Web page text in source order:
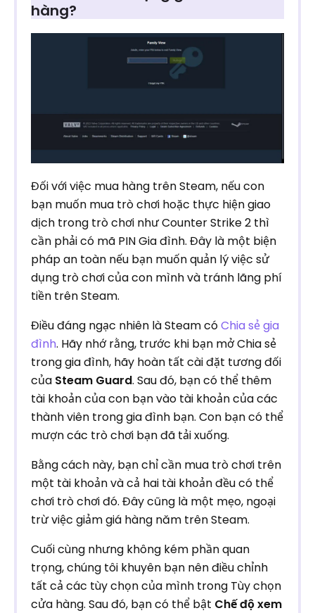
hàng?
Đối với việc mua hàng trên Steam, nếu con
bạn muốn mua trò chơi hoặc thực hiện giao
dịch trong trò chơi như Counter Strike 2 thì
cần phải có mã PIN Gia đình. Đây là một biện
pháp an toàn nếu bạn muốn quản lý việc sử
dụng trò chơi của con mình và tránh lãng phí
tiền trên Steam.
Điều đáng ngạc nhiên là Steam cóChia sẻ gia
đình. Hãy nhớ rằng, trước khi bạn mở Chia sẻ
trong gia đình, hãy hoàn tất cài đặt tương đối
của Steam Guard. Sau đó, bạn có thể thêm
tài khoản của con bạn vào tài khoản của các
thành viên trong gia đình bạn. Con bạn có thể
mượn các trò chơi bạn đã tải xuống.
Bằng cách này, bạn chỉ cần mua trò chơi trên
một tài khoản và cả hai tài khoản đều có thể
chơi trò chơi đó. Đây cũng là một mẹo, ngoại
trừ việc giảm giá hàng năm trên Steam.
Cuối cùng nhưng không kém phần quan
trọng, chúng tôi khuyên bạn nên điều chỉnh
tất cả các tùy chọn của mình trong Tùy chọn
cửa hàng. Sau đó, bạn có thể bật Chế độ xem